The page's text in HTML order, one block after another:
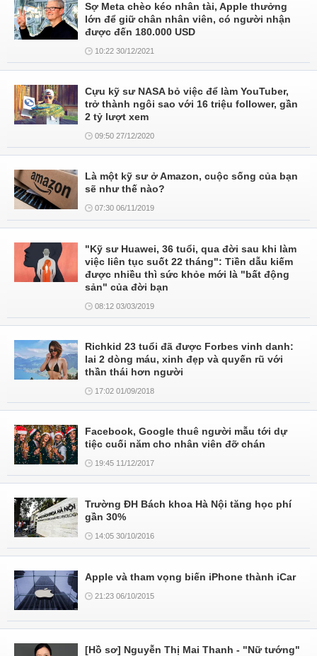
Sợ Meta chèo kéo nhân tài, Apple thưởng
lớn để giữ chân nhân viên, có người nhận
được đến 180.000 USD
10:22 30/12/2021
Cựu kỹ sư NASA bỏ việc để làm YouTuber,
trở thành ngôi sao với 16 triệu follower, gần
2 tỷ lượt xem
09:50 27/12/2020
Là một kỹ sư ở Amazon, cuộc sống của bạn
sẽ như thế nào?
07:30 06/11/2019
"Kỹ sư Huawei, 36 tuổi, qua đời sau khi làm
việc liên tục suốt 22 tháng": Tiền dẫu kiếm
được nhiều thì sức khỏe mới là "bất động
sản" của đời bạn
08:12 03/03/2019
Richkid 23 tuổi đã được Forbes vinh danh:
lai 2 dòng máu, xinh đẹp và quyến rũ với
thần thái hơn người
17:02 01/09/2018
Facebook, Google thuê người mẫu tới dự
tiệc cuối năm cho nhân viên đỡ chán
19:45 11/12/2017
Trường ĐH Bách khoa Hà Nội tăng học phí
gần 30%
14:05 30/10/2016
Apple và tham vọng biến iPhone thành iCar
21:23 06/10/2015
[Hồ sơ] Nguyễn Thị Mai Thanh - "Nữ tướng"